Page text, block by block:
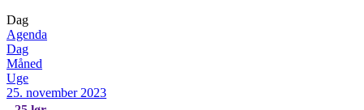
Dag
Agenda
Dag
Måned
Uge
25. november 2023